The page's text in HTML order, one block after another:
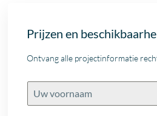
Prijzen en
Ontvang alle projectinformatie